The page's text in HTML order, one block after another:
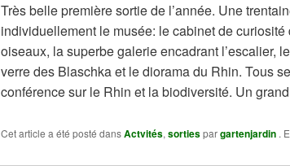
Très belle première sortie de l’année. Une
individuellement le musée: le cabinet de
oiseaux, la superbe galerie encadrant l’escalier,
verre des Blaschka et le diorama du Rhin. Tous
conférence sur le Rhin et la biodiversité. Un
Cet article a été posté dansActvités, sortiespargartenjardin .